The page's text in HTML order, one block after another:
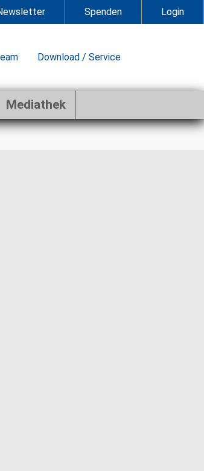
Spenden Login
Download / Service
Mediathek